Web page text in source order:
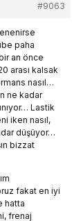
#9063
paha
an önce
arası kalsak
nasıl…
ne kadar
Lastik
iken nasıl,
düşüyor…
bizzat
fakat en iyi
hatta
frenaj